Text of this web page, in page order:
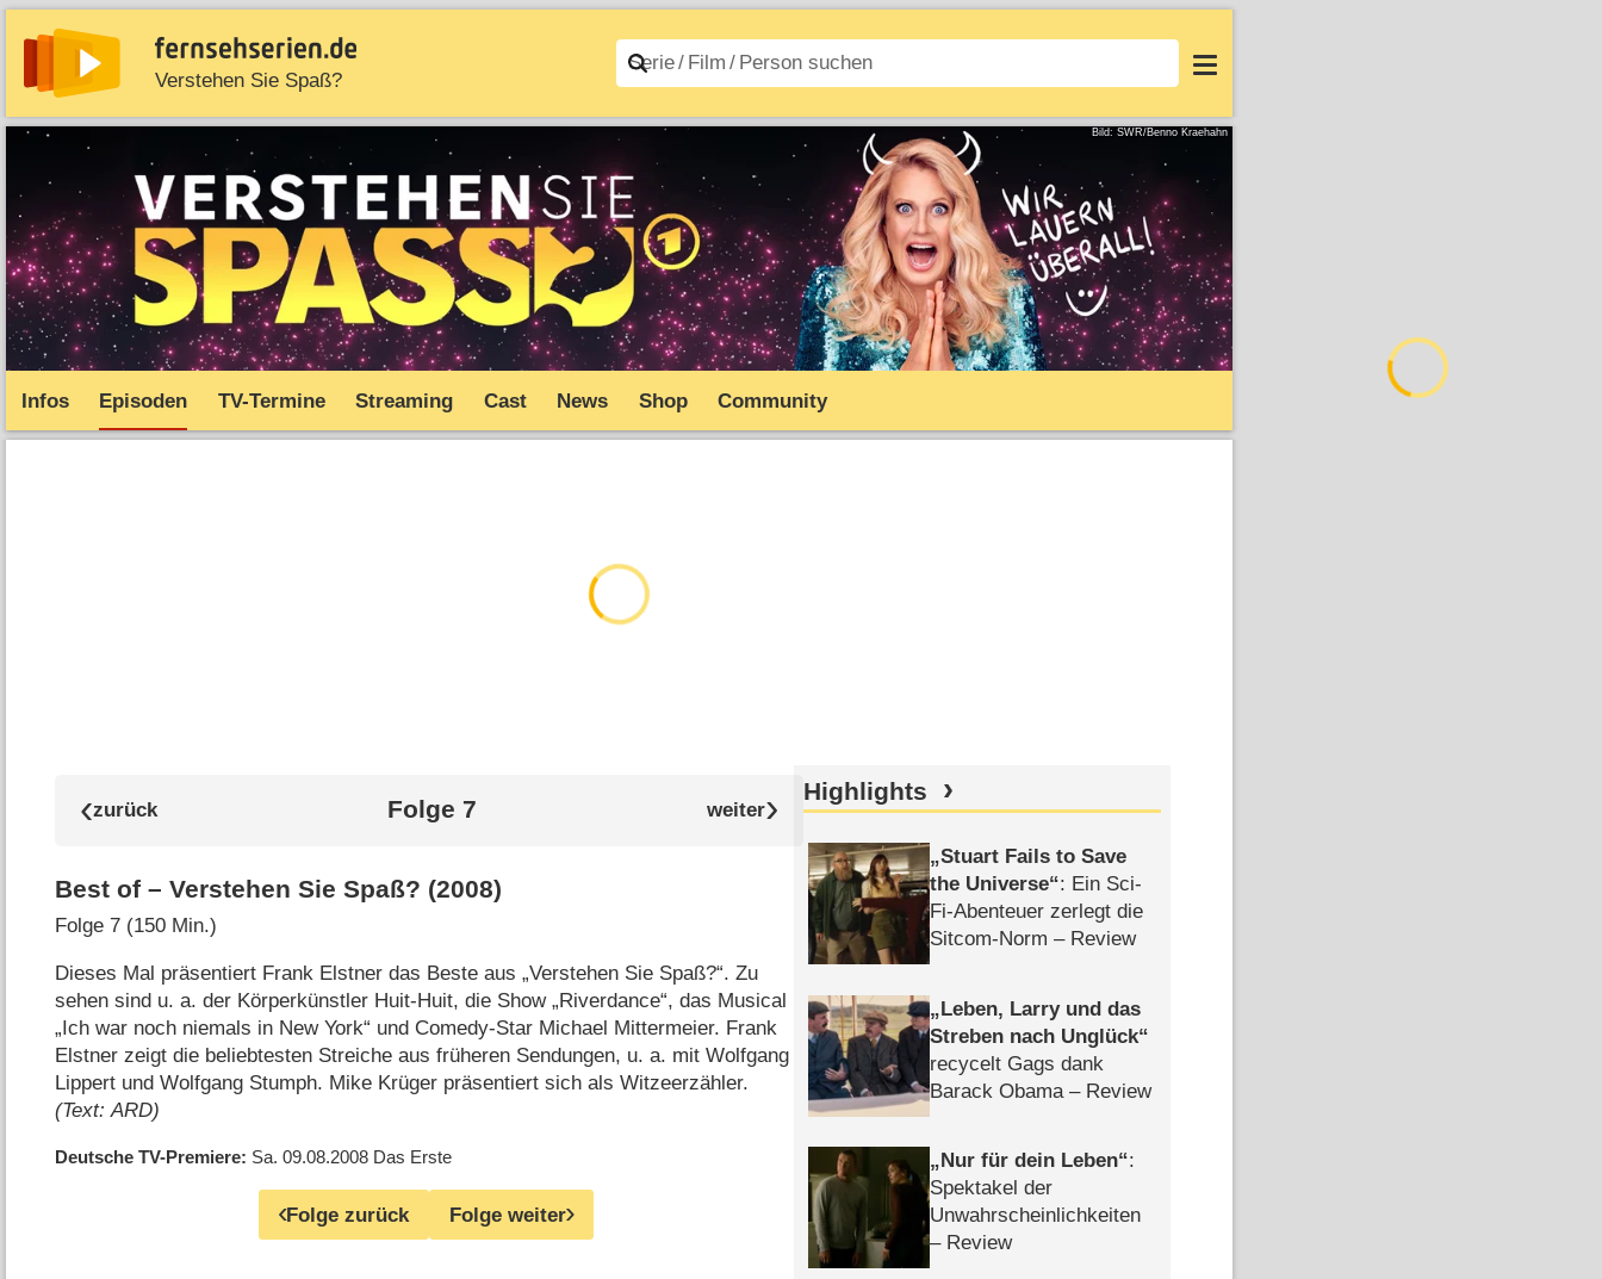
Verstehen Sie Spaß?
News Entdecken Streaming Filme A–Z Login
Bild: SWR/Benno Kraehahn
Infos Episoden TV-Termine Streaming Cast News Shop Community
Folge 7
Best of – Verstehen Sie Spaß? (2008)
Folge 7 (150 Min.)
Dieses Mal präsentiert Frank Elstner das Beste aus „Verstehen Sie Spaß?“. Zu
sehen sind u. a. der Körperkünstler Huit-Huit, die Show „Riverdance“, das Musical
„Ich war noch niemals in New York“ und Comedy-Star Michael Mittermeier. Frank
Elstner zeigt die beliebtesten Streiche aus früheren Sendungen, u. a. mit Wolfgang
Lippert und Wolfgang Stumph. Mike Krüger präsentiert sich als Witzeerzähler.
(Text: ARD)
Deutsche TV-Premiere Sa. 09.08.2008 Das Erste
Folge zurück Folge weiter
Highlights
Stuart Fails to Save
the Universe : Ein Sci-
Fi-Abenteuer zerlegt die
Sitcom-Norm – Review
Leben, Larry und das
Streben nach Unglück
recycelt Gags dank
Barack Obama – Review
Nur für dein Leben :
Spektakel der
Unwahrscheinlichkeiten
– Review